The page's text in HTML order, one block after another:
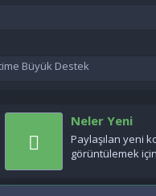
Büyük Destek
Neler Yeni
Paylaşılan yeni
görüntülemek için